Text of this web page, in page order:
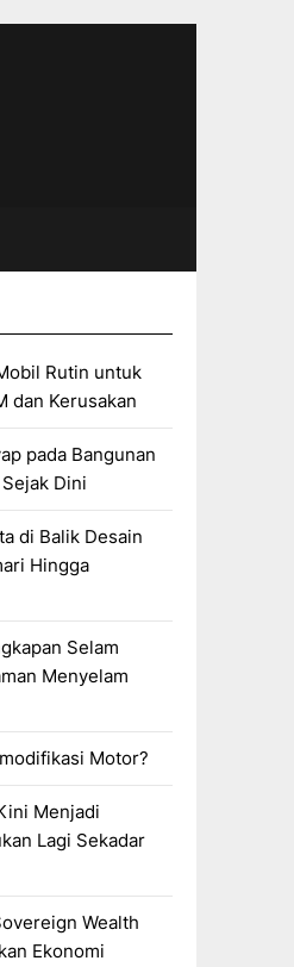
Rutin untuk
dan Kerusakan
pada Bangunan
Dini
di Balik Desain
Hingga
Selam
Menyelam
Motor?
Menjadi
Lagi Sekadar
Wealth
Ekonomi